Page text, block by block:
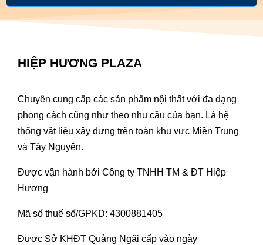
HIỆP HƯƠNG PLAZA
Chuyên cung cấp các sản phẩm nội thất với đa dạng
phong cách cũng như theo nhu cầu của bạn. Là hệ
thống vật liệu xây dựng trên toàn khu vực Miền Trung
và Tây Nguyên.
Được vận hành bởi Công ty TNHH TM & ĐT Hiệp
Hương
Mã số thuế số/GPKD: 4300881405
Được Sở KHĐT Quảng Ngãi cấp vào ngày